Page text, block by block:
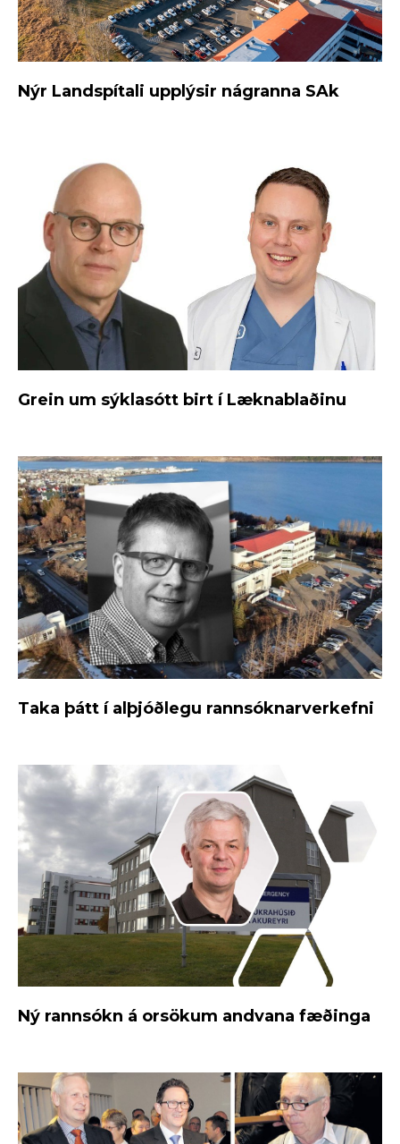
Nýr Landspítali upplýsir nágranna SAk
Grein um sýklasótt birt í Læknablaðinu
Taka þátt í alþjóðlegu rannsóknarverkefni
Ný rannsókn á orsökum andvana fæðinga